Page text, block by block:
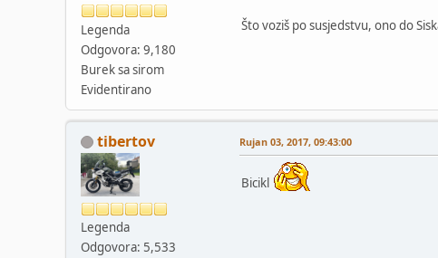
Legenda
Odgovora: 9,180
Burek sa sirom
Evidentirano
Što voziš po susjedstvu, ono do
tibertov
Legenda
Odgovora: 5,533
Rujan 03, 2017, 09:43:00
Bicikl